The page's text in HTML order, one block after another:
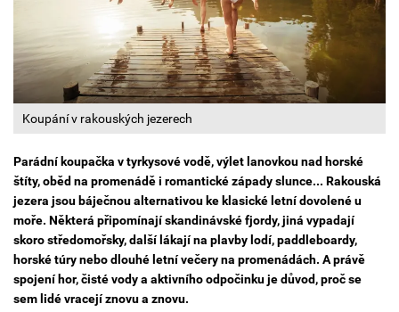
Koupání v rakouských jezerech
Parádní koupačka v tyrkysové vodě, výlet lanovkou nad horské
štíty, oběd na promenádě i romantické západy slunce... Rakouská
jezera jsou báječnou alternativou ke klasické letní dovolené u
moře. Některá připomínají skandinávské fjordy, jiná vypadají
skoro středomořsky, další lákají na plavby lodí, paddleboardy,
horské túry nebo dlouhé letní večery na promenádách. A právě
spojení hor, čisté vody a aktivního odpočinku je důvod, proč se
sem lidé vracejí znovu a znovu.